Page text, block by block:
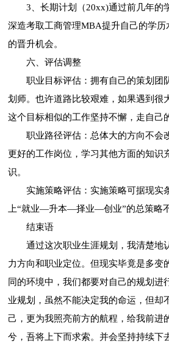
3、长期计划（20xx)通过前几年的
深造考取工商管理MBA提升自己的学
的晋升机会。
六、评估调整
职业目标评估：拥有自己的策划团
划师。也许道路比较艰难，如果遇到很
这个目标相似的工作坚持不懈，走自己
职业路径评估：总体大的方向不会
更好的工作岗位，学习其他方面的知识
识。
实施策略评估：实施策略可据现实
上“就业—升本—择业—创业”的总策略
结束语
通过这次职业生涯规划，我清楚地
力方向和职业定位。但现实毕竟是多变
同的环境中，我们都要对自己的规划进
业规划，虽然不能决定我的命运，但却
己，更为我照亮前方的航程，给我前进
兮，吾将上下而求索。并会坚持持续下